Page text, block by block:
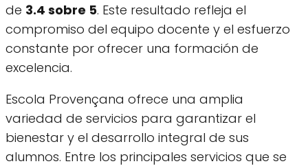
de 3.4 sobre 5. Este resultado refleja el
compromiso del equipo docente y el esfuerzo
constante por ofrecer una formación de
excelencia.
Escola Provençana ofrece una amplia
variedad de servicios para garantizar el
bienestar y el desarrollo integral de sus
alumnos. Entre los principales servicios que se